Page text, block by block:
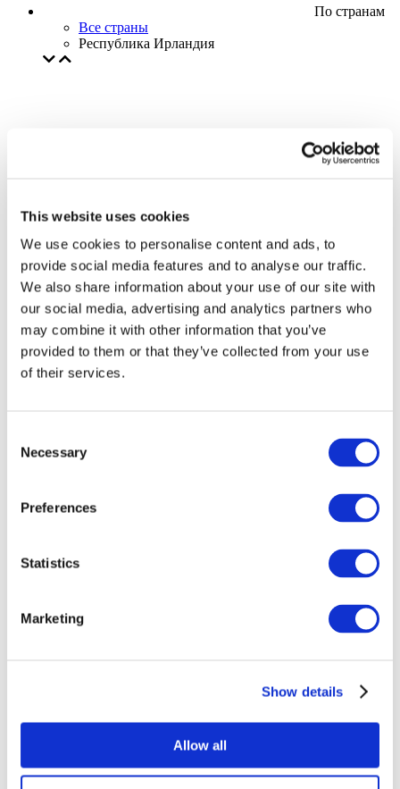
This website uses cookies
We use cookies to personalise content and ads, to
provide social media features and to analyse our traffic.
We also share information about your use of our site with
our social media, advertising and analytics partners who
may combine it with other information that you’ve
provided to them or that they’ve collected from your use
of their services.
Selection
Necessary
Preferences
Statistics
Marketing
Show details
Allow all
По странам
Все страны
Республика Ирландия
Без поджанра
Применить